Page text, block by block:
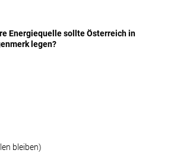
Energiequelle sollte Österreich in
legen?
bleiben)